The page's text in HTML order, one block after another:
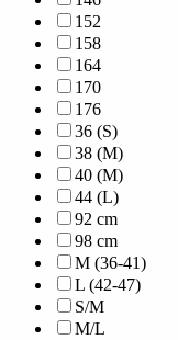
152
158
164
170
176
36 (S)
38 (M)
40 (M)
44 (L)
92 cm
98 cm
M (36-41)
L (42-47)
S/M
M/L